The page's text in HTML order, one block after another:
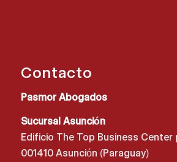
Contacto
Pasmor Abogados
Sucursal Asunción
Edificio The Top Business Center
001410 Asunción (Paraguay)